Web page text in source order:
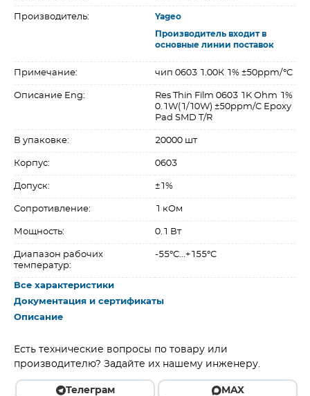
Производитель: Yageo
Производитель входит в
основные линии поставок
Примечание: чип 0603 1.00К 1% ±50ppm/°C
Описание Eng:
Res Thin Film 0603 1K Ohm 1%
0.1W(1/10W) ±50ppm/C Epoxy
Pad SMD T/R
В упаковке: 20000 шт
Корпус: 0603
Допуск: ±1%
Сопротивление: 1 кОм
Мощность: 0.1 Вт
Диапазон рабочих
температур:
-55°C...+155°C
Все характеристики
Документация и сертификаты
Описание
Есть технические вопросы по товару или
производителю? Задайте их нашему инженеру.
Телеграм MAX